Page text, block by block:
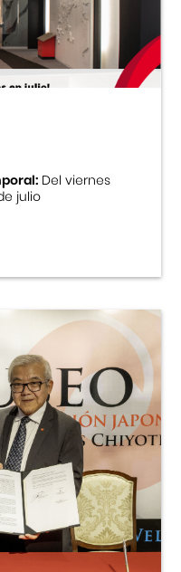
Del viernes
julio